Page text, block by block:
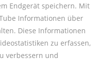
Endgerät speichern. Mit
Informationen über
Diese Informationen
zu erfassen,
verbessern und